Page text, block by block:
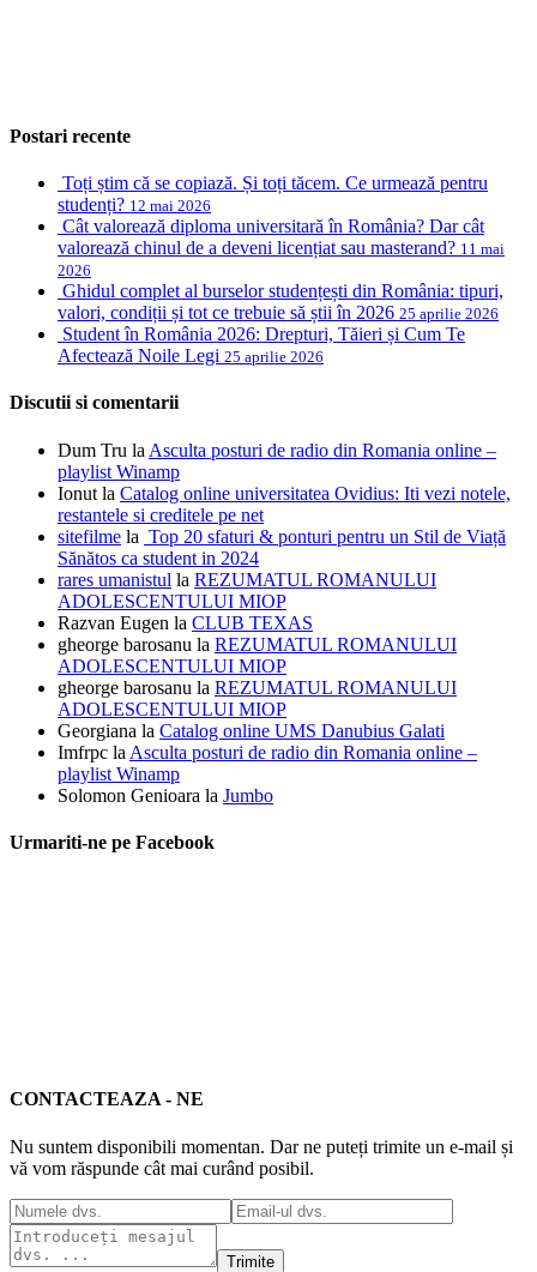
Postari recente
Toți știm că se copiază. Și toți tăcem. Ce urmează pentru
studenți? 12 mai 2026
Cât valorează diploma universitară în România? Dar cât
valorează chinul de a deveni licențiat sau masterand? 11 mai
2026
Ghidul complet al burselor studențești din România: tipuri,
valori, condiții și tot ce trebuie să știi în 2026 25 aprilie 2026
Student în România 2026: Drepturi, Tăieri și Cum Te
Afectează Noile Legi 25 aprilie 2026
Discutii si comentarii
Dum Tru la Asculta posturi de radio din Romania online –
playlist Winamp
Ionut la Catalog online universitatea Ovidius: Iti vezi notele,
restantele si creditele pe net
sitefilme la Top 20 sfaturi & ponturi pentru un Stil de Viață
Sănătos ca student in 2024
rares umanistul la REZUMATUL ROMANULUI
ADOLESCENTULUI MIOP
Razvan Eugen la CLUB TEXAS
gheorge barosanu la REZUMATUL ROMANULUI
ADOLESCENTULUI MIOP
gheorge barosanu la REZUMATUL ROMANULUI
ADOLESCENTULUI MIOP
Georgiana la Catalog online UMS Danubius Galati
Imfrpc la Asculta posturi de radio din Romania online –
playlist Winamp
Solomon Genioara la Jumbo
Urmariti-ne pe Facebook
CONTACTEAZA - NE
Nu suntem disponibili momentan. Dar ne puteți trimite un e-mail și
vă vom răspunde cât mai curând posibil.
Trimite